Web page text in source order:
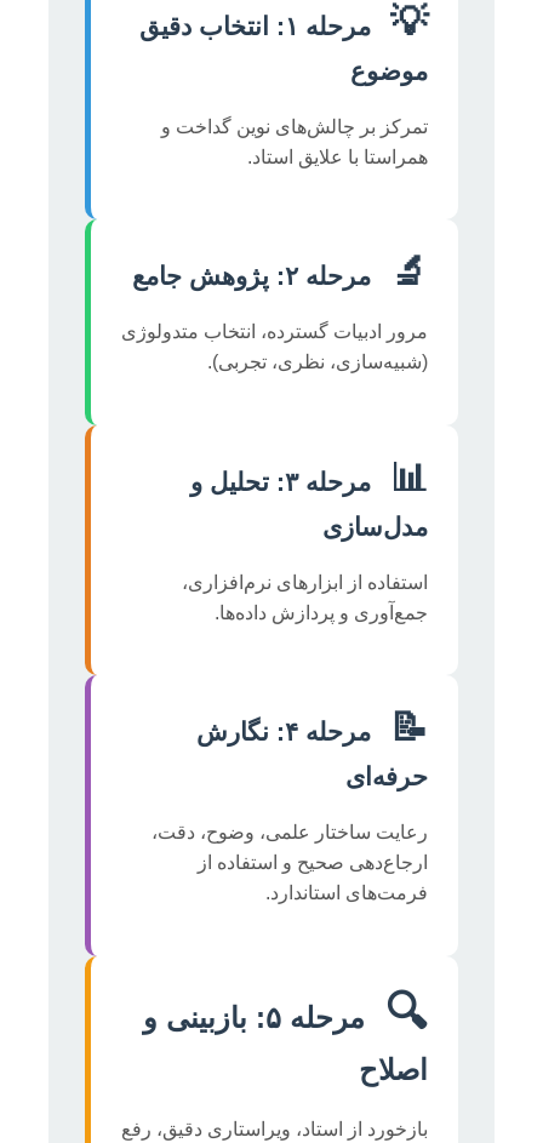
💡
مرحله ۱: انتخاب دقیق
موضوع
تمرکز بر چالش‌های نوین گداخت و
همراستا با علایق استاد.
🔬 مرحله ۲: پژوهش جامع
مرور ادبیات گسترده، انتخاب متدولوژی
(شبیه‌سازی، نظری، تجربی).
📊
مرحله ۳: تحلیل و
مدل‌سازی
استفاده از ابزارهای نرم‌افزاری،
جمع‌آوری و پردازش داده‌ها.
📝
مرحله ۴: نگارش
حرفه‌ای
رعایت ساختار علمی، وضوح، دقت،
ارجاع‌دهی صحیح و استفاده از
فرمت‌های استاندارد.
🔍
مرحله ۵: بازبینی و
اصلاح
بازخورد از استاد، ویراستاری دقیق، رفع